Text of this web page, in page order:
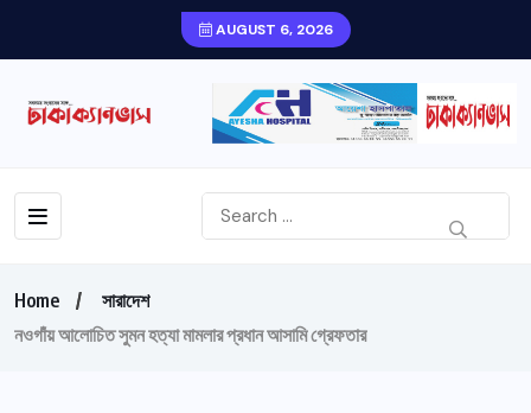
AUGUST 6, 2026
Home
সারাদেশ
নওগাঁয় আলোচিত সুমন হত্যা মামলার প্রধান আসামি গ্রেফতার